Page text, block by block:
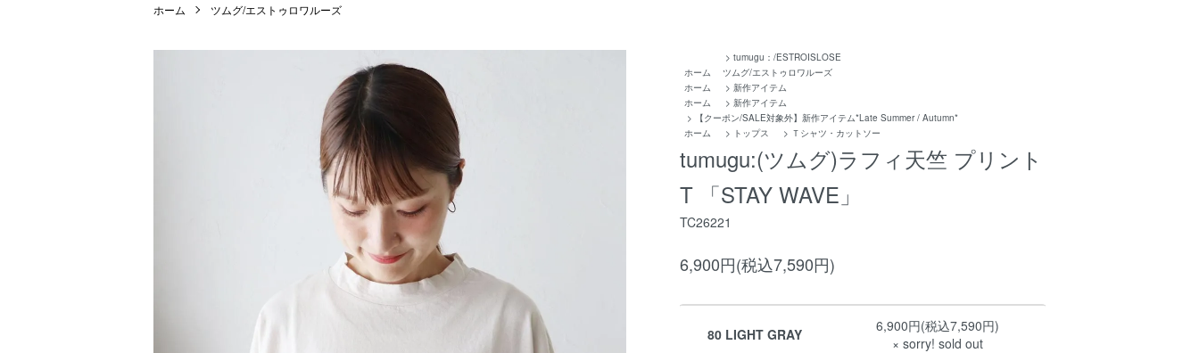
ホーム
ツムグ/エストゥロワルーズ
ホーム
> tumugu：/ESTROISLOSE
ツムグ/エストゥロワルーズ
ホーム
> 新作アイテム
ホーム
> 新作アイテム
>
【クーポン/SALE対象外】新作アイテム*Late Summer / Autumn*
ホーム
> トップス > Ｔシャツ・カットソー
tumugu:(ツムグ)ラフィ天竺 プリント
T 「STAY WAVE」
TC26221
6,900円(税込7,590円)
80 LIGHT GRAY
6,900円(税込7,590円)
× sorry! sold out